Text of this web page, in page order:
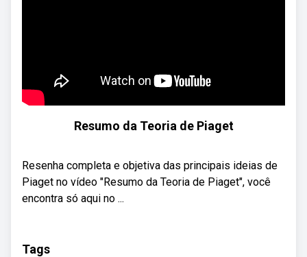
Resumo da Teoria de Piaget
Resenha completa e objetiva das principais ideias de
Piaget no vídeo "Resumo da Teoria de Piaget", você
encontra só aqui no ...
Tags